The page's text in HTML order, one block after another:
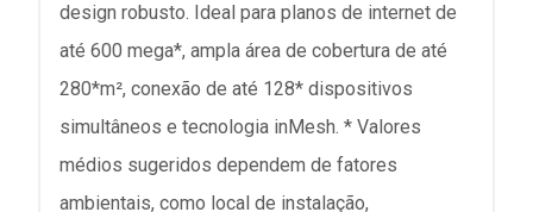
design robusto. Ideal para planos de internet de
até 600 mega*, ampla área de cobertura de até
280*m², conexão de até 128* dispositivos
simultâneos e tecnologia inMesh. * Valores
médios sugeridos dependem de fatores
ambientais, como local de instalação,